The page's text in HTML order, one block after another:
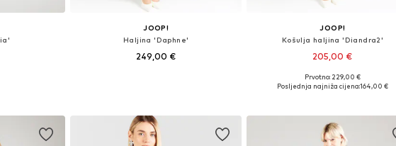
JOOP!
Haljina 'Daphne'
249,00 €
JOOP!
Košulja haljina 'Diandra2'
205,00 €
Dostupne veličine: 34, 36, 38, 40, 42
Prvotno: 229,00 €
Posljednja najniža cijena:164,00 €